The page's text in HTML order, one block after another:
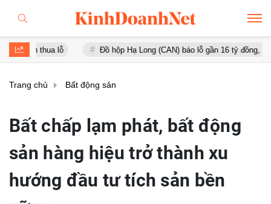
Đồ hộp Hạ Long (CAN) báo lỗ gần 16 tỷ đồng, tài sản giảm gần
Trang chủ Bất động sản
Bất chấp lạm phát, bất động
sản hàng hiệu trở thành xu
hướng đầu tư tích sản bền